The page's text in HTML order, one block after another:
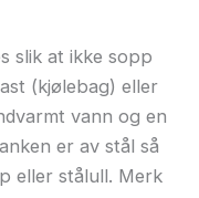
slik at ikke sopp
(kjølebag) eller
vann og en
er av stål så
eller stålull. Merk